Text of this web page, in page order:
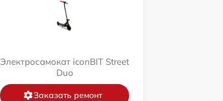
Электросамокат iconBIT Street
Duo
Заказать ремонт